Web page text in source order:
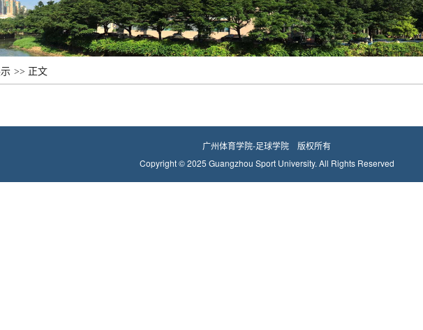
>> 正文
广州体育学院-足球学院 版权所有
Copyright © 2025 Guangzhou Sport University. All Rights Reserved